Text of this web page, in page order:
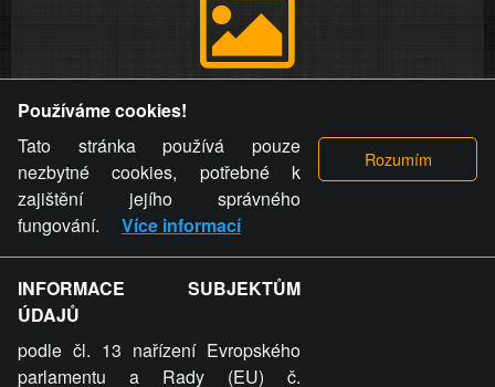
videa a komentáře. Osoba, které se toto opatření provozovatele
stránky týče, ani osoba, která umístila fotografii nebo video na
stránku, nemůže z důvodu odstranění fotografie, videa nebo
komentáře pro výše uvedenou okolnost uplatnit vůči
provozovateli stránky žádný nárok na náhradu škody nebo
nemajetkové újmy.
ZVRÁCENÝ.CZ - Svět není zvrácenej. To jen
ty lidi...
Používáme cookies!
Tato stránka používá pouze
nezbytné cookies, potřebné k
zajištění jejího správného
fungování.
Více informací
INFORMACE SUBJEKTŮM
ÚDAJŮ
podle čl. 13 nařízení Evropského
parlamentu a Rady (EU) č.